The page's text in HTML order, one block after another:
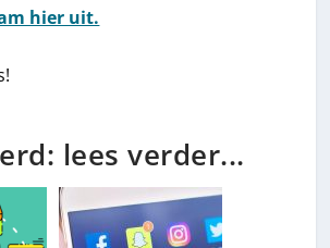
hier uit.
lees verder...